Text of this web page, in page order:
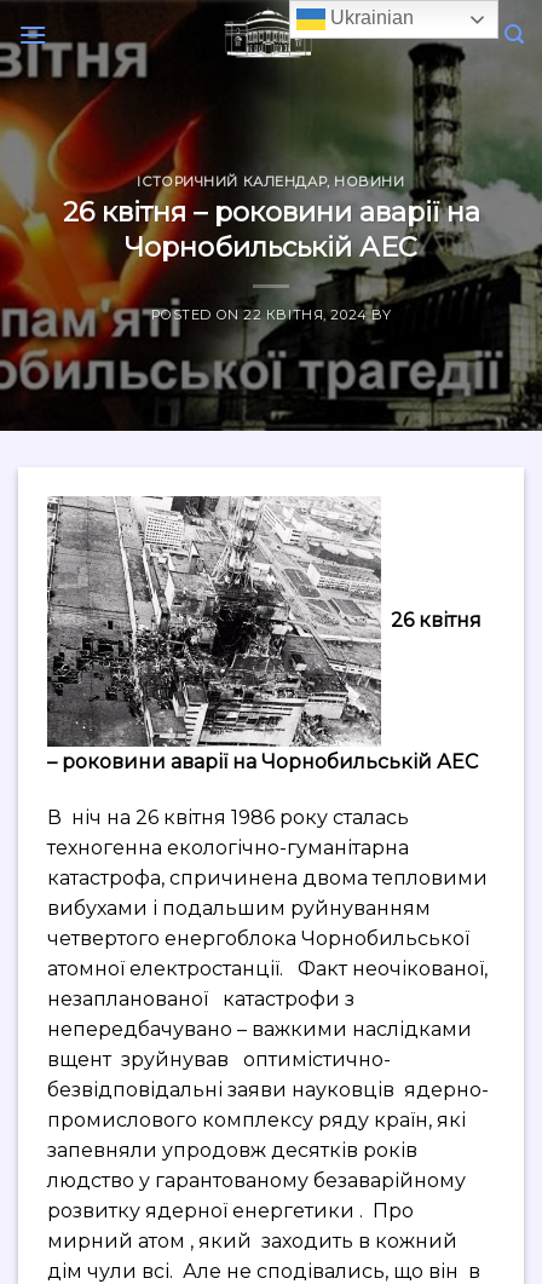
to
content
ІСТОРИЧНИЙ КАЛЕНДАР,НОВИНИ
26 квітня – роковини аварії на
Чорнобильській АЕС
POSTED ON22 КВІТНЯ, 2024BY
26 квітня
– роковини аварії на Чорнобильській АЕС
В ніч на 26 квітня 1986 року сталась
техногенна екологічно-гуманітарна
катастрофа, спричинена двома тепловими
вибухами і подальшим руйнуванням
четвертого енергоблока Чорнобильської
атомної електростанції. Факт неочікованої,
незапланованої катастрофи з
непередбачувано – важкими наслідками
вщент зруйнував оптимістично-
безвідповідальні заяви науковців ядерно-
промислового комплексу ряду країн, які
запевняли упродовж десятків років
людство у гарантованому безаварійному
розвитку ядерної енергетики . Про
мирний атом , який заходить в кожний
дім чули всі. Але не сподівались, що він в
Ukrainian